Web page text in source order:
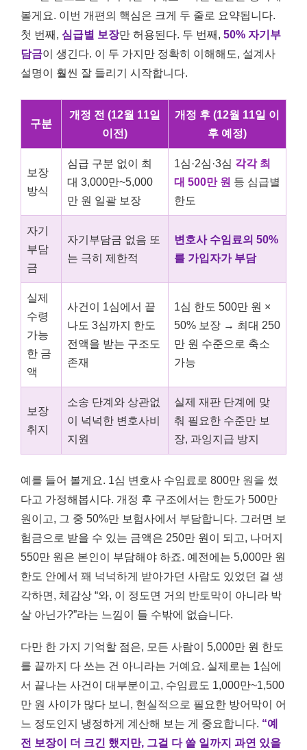
볼게요. 이번 개편의 핵심은 크게 두 줄로 요약됩니다.
첫 번째, 심급별 보장만 허용된다. 두 번째, 50% 자기부
담금이 생긴다. 이 두 가지만 정확히 이해해도, 설계사
설명이 훨씬 잘 들리기 시작합니다.
구분
개정 전 (12월 11일
이전)
개정 후 (12월 11일 이
후 예정)
보장
방식
심급 구분 없이 최
대 3,000만~5,000
만 원 일괄 보장
1심·2심·3심 각각 최
대 500만 원 등 심급별
한도
자기
부담
금
자기부담금 없음 또
는 극히 제한적
변호사 수임료의 50%
를 가입자가 부담
실제
수령
가능
한 금
액
사건이 1심에서 끝
나도 3심까지 한도
전액을 받는 구조도
존재
1심 한도 500만 원 ×
50% 보장 → 최대 250
만 원 수준으로 축소
가능
보장
취지
소송 단계와 상관없
이 넉넉한 변호사비
지원
실제 재판 단계에 맞
춰 필요한 수준만 보
장, 과잉지급 방지
예를 들어 볼게요. 1심 변호사 수임료로 800만 원을 썼
다고 가정해봅시다. 개정 후 구조에서는 한도가 500만
원이고, 그 중 50%만 보험사에서 부담합니다. 그러면 보
험금으로 받을 수 있는 금액은 250만 원이 되고, 나머지
550만 원은 본인이 부담해야 하죠. 예전에는 5,000만 원
한도 안에서 꽤 넉넉하게 받아가던 사람도 있었던 걸 생
각하면, 체감상 “와, 이 정도면 거의 반토막이 아니라 박
살 아닌가?”라는 느낌이 들 수밖에 없습니다.
다만 한 가지 기억할 점은, 모든 사람이 5,000만 원 한도
를 끝까지 다 쓰는 건 아니라는 거예요. 실제로는 1심에
서 끝나는 사건이 대부분이고, 수임료도 1,000만~1,500
만 원 사이가 많다 보니, 현실적으로 필요한 방어막이 어
느 정도인지 냉정하게 계산해 보는 게 중요합니다. “예
전 보장이 더 크긴 했지만, 그걸 다 쓸 일까지 과연 있을